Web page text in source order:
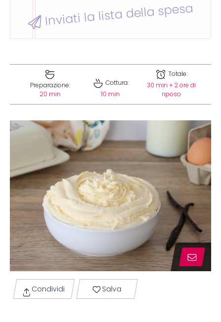
Inviati la lista della spesa
Preparazione:
20 min
Cottura:
10 min
Totale:
30 min + 2 ore di
riposo
Condividi Salva